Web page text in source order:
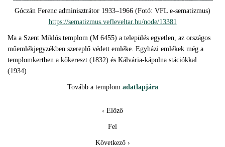
Góczán Ferenc adminisztrátor 1933–1966 (Fotó: VFL e-sematizmus)
https://sematizmus.vefleveltar.hu/node/13381
Ma a Szent Miklós templom (M 6455) a település egyetlen, az országos
műemlékjegyzékben szereplő védett emléke. Egyházi emlékek még a
templomkertben a kőkereszt (1832) és Kálvária-kápolna stációkkal
(1934).
Tovább a templom adatlapjára
‹ Előző
Fel
Következő ›